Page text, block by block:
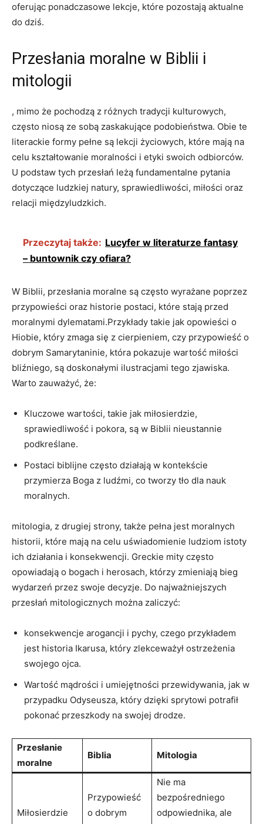
oferując ponadczasowe lekcje, które pozostają aktualne
do dziś.
Przesłania moralne w Biblii i
mitologii
, mimo że pochodzą z różnych tradycji kulturowych,
często niosą ze sobą zaskakujące podobieństwa. Obie te
literackie formy pełne są lekcji życiowych, które mają na
celu kształtowanie moralności i etyki swoich odbiorców.
U podstaw tych przesłań leżą fundamentalne pytania
dotyczące ludzkiej natury, sprawiedliwości, miłości oraz
relacji międzyludzkich.
Przeczytaj także: Lucyfer w literaturze fantasy
– buntownik czy ofiara?
W Biblii, przesłania moralne są często wyrażane poprzez
przypowieści oraz historie postaci, które stają przed
moralnymi dylematami.Przykłady takie jak opowieści o
Hiobie, który zmaga się z cierpieniem, czy przypowieść o
dobrym Samarytaninie, która pokazuje wartość miłości
bliźniego, są doskonałymi ilustracjami tego zjawiska.
Warto zauważyć, że:
Kluczowe wartości, takie jak miłosierdzie,
sprawiedliwość i pokora, są w Biblii nieustannie
podkreślane.
Postaci biblijne często działają w kontekście
przymierza Boga z ludźmi, co tworzy tło dla nauk
moralnych.
mitologia, z drugiej strony, także pełna jest moralnych
historii, które mają na celu uświadomienie ludziom istoty
ich działania i konsekwencji. Greckie mity często
opowiadają o bogach i herosach, którzy zmieniają bieg
wydarzeń przez swoje decyzje. Do najważniejszych
przesłań mitologicznych można zaliczyć:
konsekwencje arogancji i pychy, czego przykładem
jest historia Ikarusa, który zlekceważył ostrzeżenia
swojego ojca.
Wartość mądrości i umiejętności przewidywania, jak w
przypadku Odyseusza, który dzięki sprytowi potrafił
pokonać przeszkody na swojej drodze.
Przesłanie
moralne
Biblia Mitologia
Miłosierdzie
Przypowieść
o dobrym
Nie ma
bezpośredniego
odpowiednika, ale